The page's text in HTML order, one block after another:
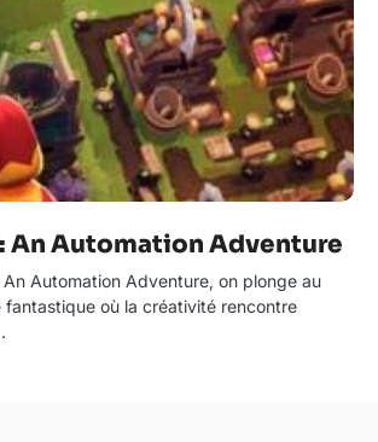
An Automation Adventure
Automation Adventure, on plonge au
où la créativité rencontre